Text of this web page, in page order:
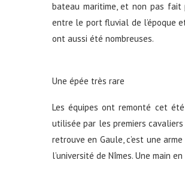
bateau maritime, et non pas
entre le port fluvial de l’époque
ont aussi été nombreuses.
Une épée très rare
Les équipes ont remonté cet
utilisée par les premiers
retrouve en Gaule, c’est une
l’université de Nîmes. Une main